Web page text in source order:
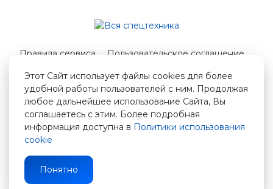
Этот Сайт использует файлы cookies для более
удобной работы пользователей с ним. Продолжая
любое дальнейшее использование Сайта, Вы
соглашаетесь с этим. Более подробная
информация доступна в Политики использования
cookie
Понятно
Правила сервиса
Пользовательское соглашение
© 2026 Вся спецтехника
info@vstshop.ru